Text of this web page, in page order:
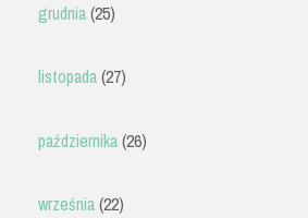
grudnia(25)
listopada(27)
października(26)
września(22)